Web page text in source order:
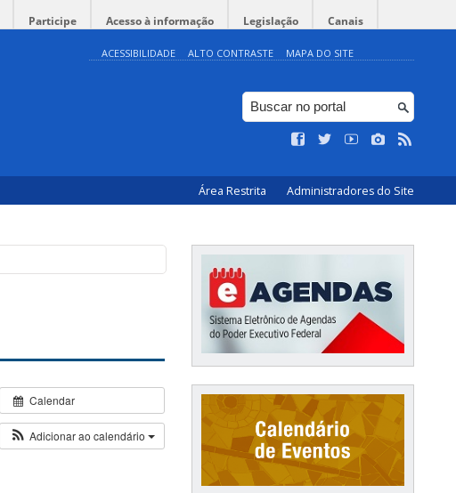
Participe Acesso à informação Legislação Canais
ACESSIBILIDADE ALTO CONTRASTE MAPA DO SITE
Área Restrita Administradores do Site
Calendar
Adicionar ao calendário